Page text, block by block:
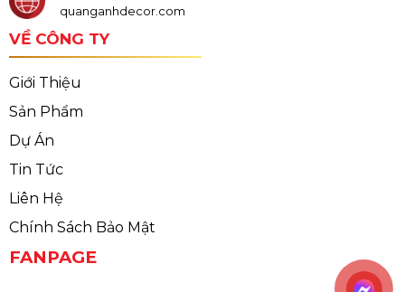
quanganhdecor.com
VỀ CÔNG TY
Giới Thiệu
Sản Phẩm
Dự Án
Tin Tức
Liên Hệ
Chính Sách Bảo Mật
FANPAGE